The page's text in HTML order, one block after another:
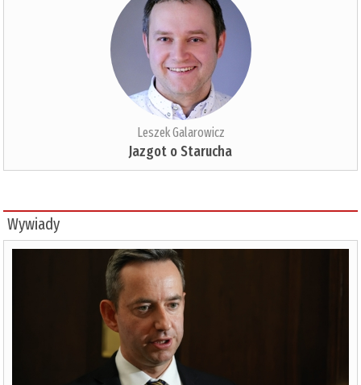
Leszek Galarowicz
Jazgot o Starucha
Wywiady